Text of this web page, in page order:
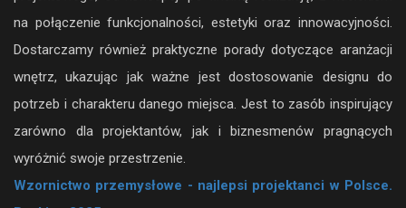
projektowego, od koncepcji po finalną realizację, z naciskiem
na połączenie funkcjonalności, estetyki oraz innowacyjności.
Dostarczamy również praktyczne porady dotyczące aranżacji
wnętrz, ukazując jak ważne jest dostosowanie designu do
potrzeb i charakteru danego miejsca. Jest to zasób inspirujący
zarówno dla projektantów, jak i biznesmenów pragnących
wyróżnić swoje przestrzenie.